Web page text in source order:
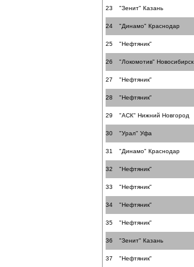
23 "Зенит" Казань
24 "Динамо" Краснодар
25 "Нефтяник"
26 "Локомотив" Новосибирск
27 "Нефтяник"
28 "Нефтяник"
29 "АСК" Нижний Новгород
30 "Урал" Уфа
31 "Динамо" Краснодар
32 "Нефтяник"
33 "Нефтяник"
34 "Нефтяник"
35 "Нефтяник"
36 "Зенит" Казань
37 "Нефтяник"